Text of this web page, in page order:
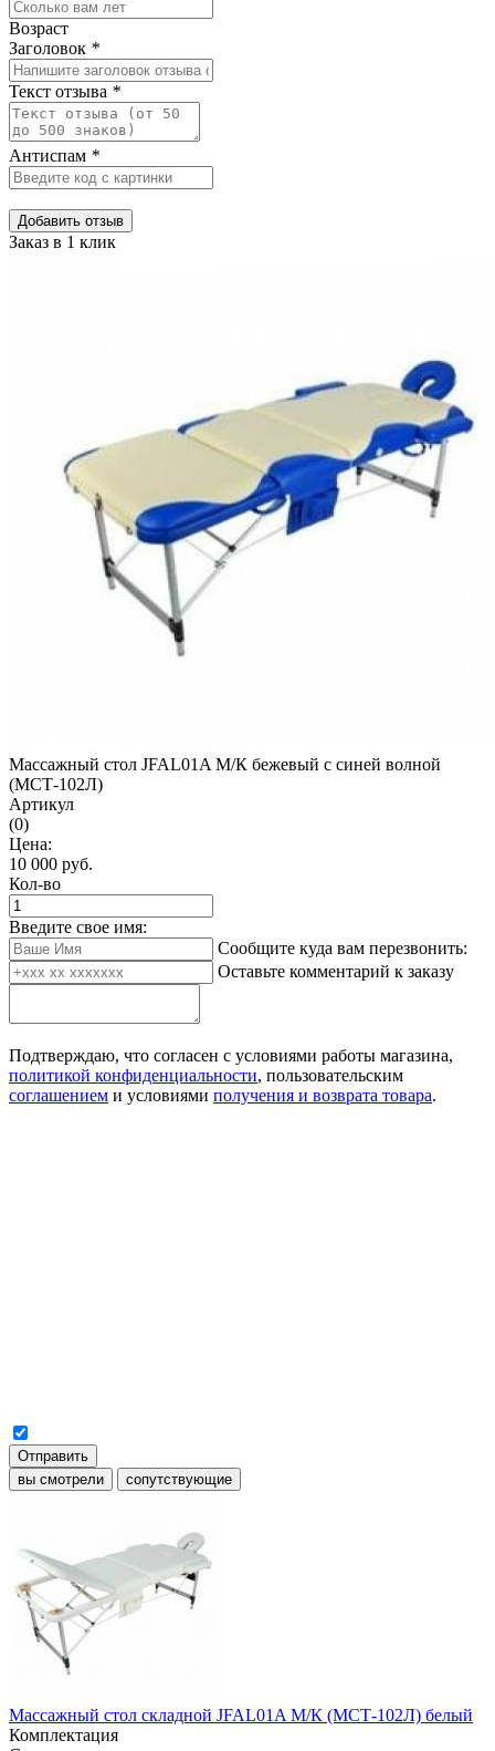
Возраст
Заголовок *
Текст отзыва *
Антиспам *
Добавить отзыв
Заказ в 1 клик
Массажный стол JFAL01A М/К бежевый с синей волной
(МСТ-102Л)
Артикул
(0)
Цена:
10 000 руб.
Кол-во
Введите свое имя:
Сообщите куда вам перезвонить:
Оставьте комментарий к заказу
Подтверждаю, что согласен с условиями работы магазина,
политикой конфиденциальности, пользовательским
соглашением и условиями получения и возврата товара.
Отправить
вы смотрели
сопутствующие
Массажный стол складной JFAL01A М/К (МСТ-102Л) белый
Комплектация